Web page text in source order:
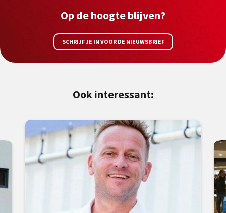
Op de hoogte blijven?
SCHRIJF JE IN VOOR DE NIEUWSBRIEF
Ook interessant: